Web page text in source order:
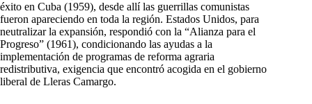
éxito en Cuba (1959), desde allí las guerrillas comunistas
fueron apareciendo en toda la región. Estados Unidos, para
neutralizar la expansión, respondió con la “Alianza para el
Progreso” (1961), condicionando las ayudas a la
implementación de programas de reforma agraria
redistributiva, exigencia que encontró acogida en el gobierno
liberal de Lleras Camargo.